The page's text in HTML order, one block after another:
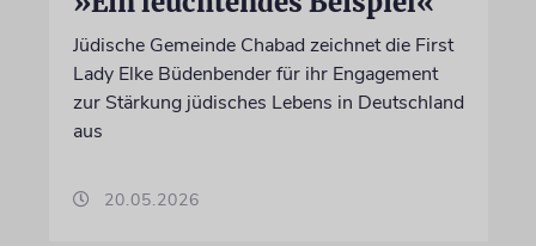
Jüdische Gemeinde Chabad zeichnet die First
Lady Elke Büdenbender für ihr Engagement
zur Stärkung jüdisches Lebens in Deutschland
aus
20.05.2026